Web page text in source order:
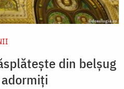
din belșug